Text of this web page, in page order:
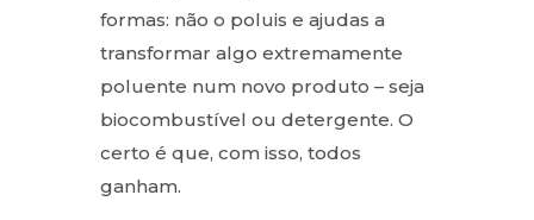
formas: não o poluis e ajudas a
transformar algo extremamente
poluente num novo produto – seja
biocombustível ou detergente. O
certo é que, com isso, todos
ganham.